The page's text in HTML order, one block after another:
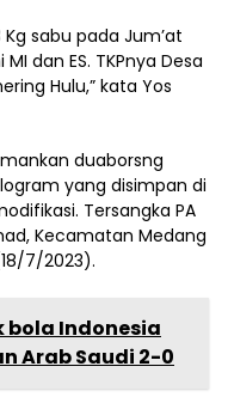
sabu pada Jum’at
dan ES. TKPnya Desa
Hulu,” kata Yos
duaborsng
yang disimpan di
Tersangka PA
Kecamatan Medang
7/2023).
bola Indonesia
Arab Saudi 2-0